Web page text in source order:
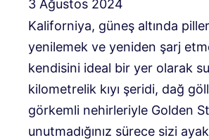
3 Ağustos 2024
Kaliforniya, güneş altında
yenilemek ve yeniden şarj
kendisini ideal bir yer olarak
kilometrelik kıyı şeridi, dağ
görkemli nehirleriyle Golden
unutmadığınız sürece sizi